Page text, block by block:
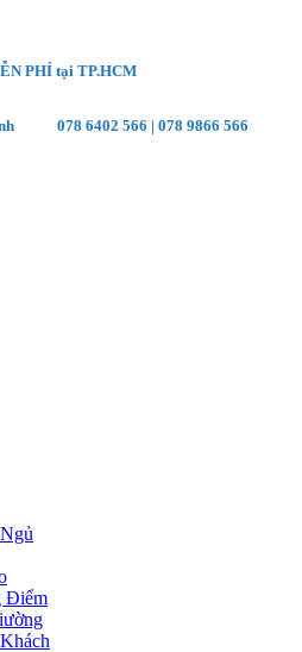
PHÍ tại TP.HCM
078 6402 566 |078 9866 566
Điểm